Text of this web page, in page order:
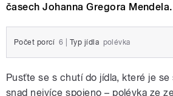
časech Johanna Gregora Mendela.
Počet porcí 6 Typ jídla polévka
Pusťte se s chutí do jídla, které je
snad nejvíce spojeno – polévka ze